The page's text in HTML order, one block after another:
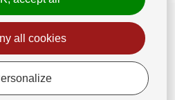
all cookies